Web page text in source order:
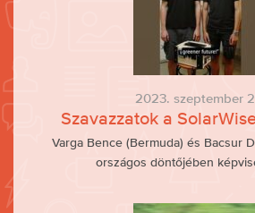
2023. szeptember
Szavazzatok a
Varga Bence (Bermuda) és Bacsur
országos döntőjében